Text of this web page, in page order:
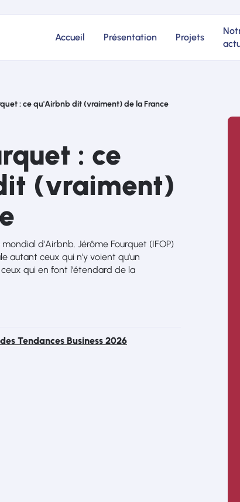
Accueil Présentation Projets
: ce qu'Airbnb dit (vraiment) de la France
: ce
(vraiment)
d'Airbnb. Jérôme Fourquet (IFOP)
autant ceux qui n'y voient qu'un
qui en font l'étendard de la
Tendances Business 2026